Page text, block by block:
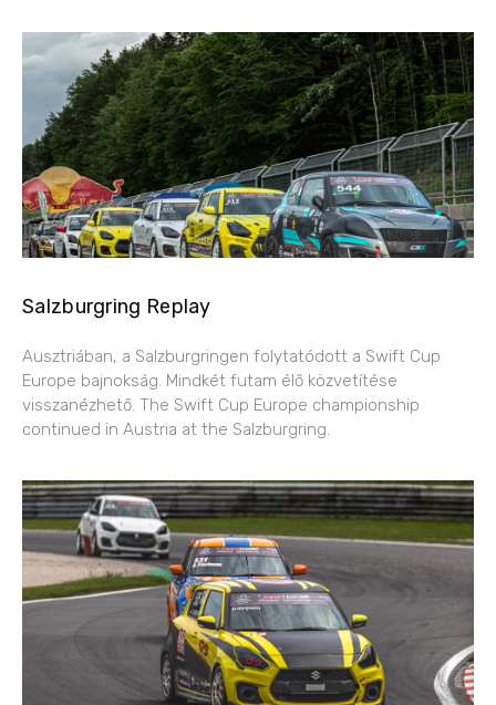
Salzburgring Replay
Ausztriában, a Salzburgringen folytatódott a Swift Cup
Europe bajnokság. Mindkét futam élő közvetítése
visszanézhető. The Swift Cup Europe championship
continued in Austria at the Salzburgring.